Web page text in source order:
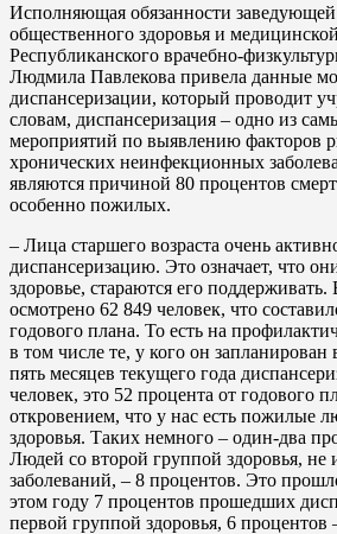
Исполняющая обязанности
общественного здоровья и
Республиканского врачебно-
Людмила Павлекова привела данные
диспансеризации, который проводит
словам, диспансеризация – одно из
мероприятий по выявлению факторов
хронических неинфекционных
являются причиной 80 процентов
особенно пожилых.
– Лица старшего возраста очень
диспансеризацию. Это означает, что
здоровье, стараются его
осмотрено 62 849 человек, что
годового плана. То есть на
в том числе те, у кого он
пять месяцев текущего года
человек, это 52 процента от годового
откровением, что у нас есть пожилые
здоровья. Таких немного – один-два
Людей со второй группой здоровья,
заболеваний, – 8 процентов. Это
этом году 7 процентов прошедших
первой группой здоровья, 6 процентов